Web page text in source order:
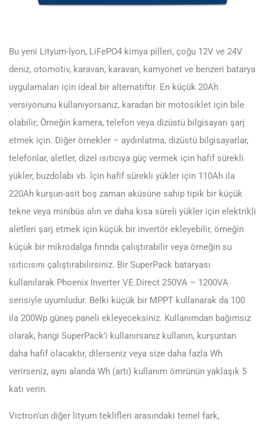
Bu yeni Lityum-İyon, LiFePO4 kimya pilleri, çoğu 12V ve 24V
deniz, otomotiv, karavan, karavan, kamyonet ve benzeri batarya
uygulamaları için ideal bir alternatiftir. En küçük 20Ah
versiyonunu kullanıyorsanız, karadan bir motosiklet için bile
olabilir; Örneğin kamera, telefon veya dizüstü bilgisayarı şarj
etmek için. Diğer örnekler – aydınlatma, dizüstü bilgisayarlar,
telefonlar, aletler, dizel ısıtıcıya güç vermek için hafif sürekli
yükler, buzdolabı vb. İçin hafif sürekli yükler için 110Ah ila
220Ah kurşun-asit boş zaman aküsüne sahip tipik bir küçük
tekne veya minibüs alın ve daha kısa süreli yükler için elektrikli
aletleri şarj etmek için küçük bir invertör ekleyebilir, örneğin
küçük bir mikrodalga fırında çalıştırabilir veya örneğin su
ısıtıcısını çalıştırabilirsiniz. Bir SuperPack bataryası
kullanılarak Phoenix Inverter VE.Direct 250VA – 1200VA
serisiyle uyumludur. Belki küçük bir MPPT kullanarak da 100
ila 200Wp güneş paneli ekleyeceksiniz. Kullanımdan bağımsız
olarak, hangi SuperPack’i kullanırsanız kullanın, kurşuntan
daha hafif olacaktır, dilerseniz veya size daha fazla Wh
verirseniz, aynı alanda Wh (artı) kullanım ömrünün yaklaşık 5
katı verin.
Victron’un diğer lityum teklifleri arasındaki temel fark,